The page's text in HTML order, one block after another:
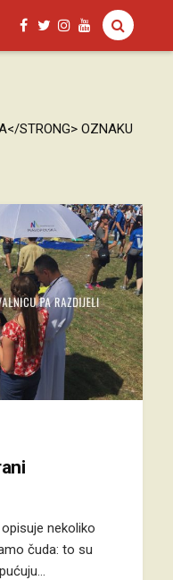
STRONG> OZNAKU
nekoliko
čuda: to su